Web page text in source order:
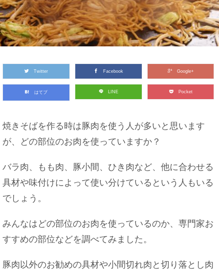
Twitter Facebook Google+
はてブ LINE Pocket
焼きそばを作る時は豚肉を使う人が多いと思います
が、どの部位のお肉を使っていますか？
バラ肉、もも肉、豚小間、ひき肉など、他に合わせる
具材や味付けによって使い分けているという人もいる
でしょう。
みんなはどの部位のお肉を使っているのか、専門家お
すすめの部位などを調べてみました。
豚肉以外のお勧めの具材や小間切れ肉と切り落とし肉